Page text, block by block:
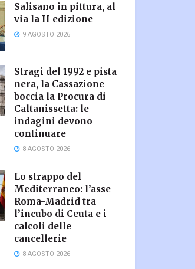
Salisano in pittura, al
via la II edizione
9 AGOSTO 2026
Stragi del 1992 e pista
nera, la Cassazione
boccia la Procura di
Caltanissetta: le
indagini devono
continuare
8 AGOSTO 2026
Lo strappo del
Mediterraneo: l’asse
Roma-Madrid tra
l’incubo di Ceuta e i
calcoli delle
cancellerie
8 AGOSTO 2026